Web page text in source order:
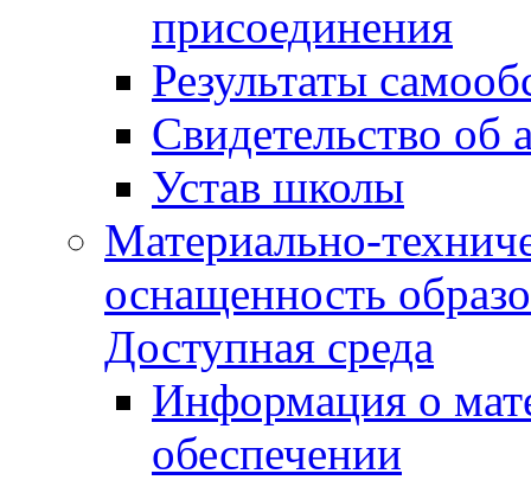
присоединения
Результаты
Свидетельство об
Устав школы
Материально-
оснащенность
Доступная среда
Информация о
обеспечении